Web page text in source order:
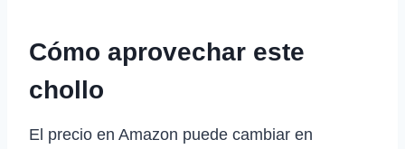
Cómo aprovechar este
chollo
El precio en Amazon puede cambiar en